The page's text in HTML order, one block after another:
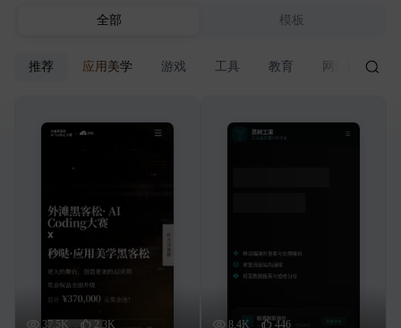
全部 模板
推荐 应用美学 游戏 工具 教育 网站 电商
37.5K 2.3K 8.4K 446